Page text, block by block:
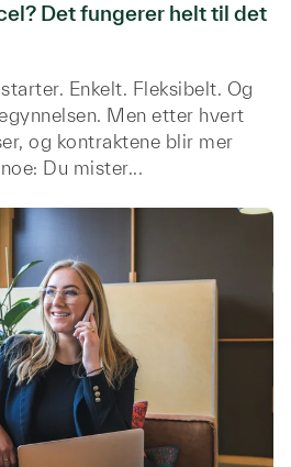
Det fungerer helt til det
Enkelt. Fleksibelt. Og
Men etter hvert
og kontraktene blir mer
Du mister...